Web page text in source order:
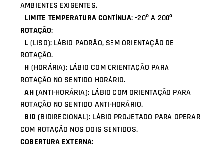
AMBIENTES EXIGENTES.
LIMITE TEMPERATURA CONTÍNUA: -20º A 200º
ROTAÇÃO:
L (LISO): LÁBIO PADRÃO, SEM ORIENTAÇÃO DE
ROTAÇÃO.
H (HORÁRIA): LÁBIO COM ORIENTAÇÃO PARA
ROTAÇÃO NO SENTIDO HORÁRIO.
AH(ANTI-HORÁRIA): LÁBIO COM ORIENTAÇÃO PARA
ROTAÇÃO NO SENTIDO ANTI-HORÁRIO.
BID (BIDIRECIONAL): LÁBIO PROJETADO PARA OPERAR
COM ROTAÇÃO NOS DOIS SENTIDOS.
COBERTURA EXTERNA: